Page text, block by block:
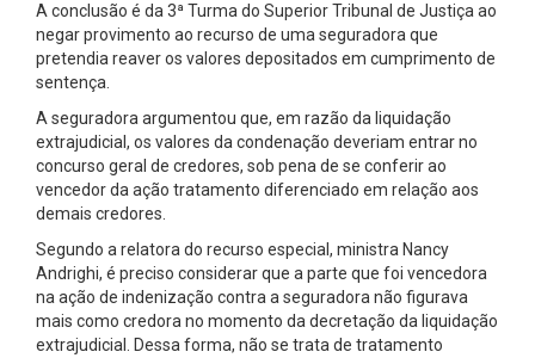
A conclusão é da 3ª Turma do Superior Tribunal de Justiça ao
negar provimento ao recurso de uma seguradora que
pretendia reaver os valores depositados em cumprimento de
sentença.
A seguradora argumentou que, em razão da liquidação
extrajudicial, os valores da condenação deveriam entrar no
concurso geral de credores, sob pena de se conferir ao
vencedor da ação tratamento diferenciado em relação aos
demais credores.
Segundo a relatora do recurso especial, ministra Nancy
Andrighi, é preciso considerar que a parte que foi vencedora
na ação de indenização contra a seguradora não figurava
mais como credora no momento da decretação da liquidação
extrajudicial. Dessa forma, não se trata de tratamento